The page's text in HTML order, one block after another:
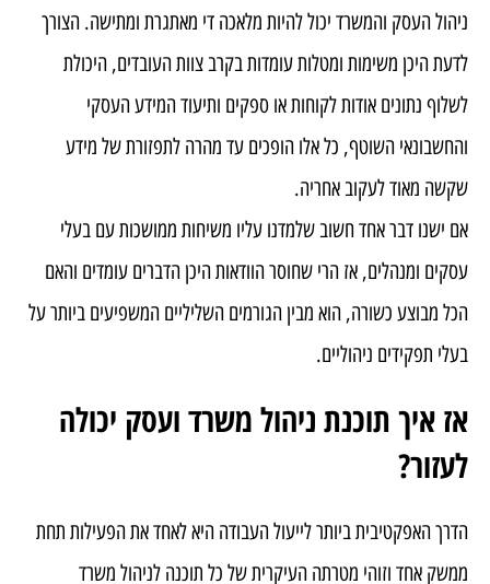
ניהול העסק והמשרד יכול להיות מלאכה די מאתגרת ומתישה. הצורך
לדעת היכן משימות ומטלות עומדות בקרב צוות העובדים, היכולת
לשלוף נתונים אודות לקוחות או ספקים ותיעוד המידע העסקי
והחשבונאי השוטף, כל אלו הופכים עד מהרה לתפזורת של מידע
שקשה מאוד לעקוב אחריה.
אם ישנו דבר אחד חשוב שלמדנו עליו משיחות ממושכות עם בעלי
עסקים ומנהלים, אז הרי שחוסר הוודאות היכן הדברים עומדים והאם
הכל מבוצע כשורה, הוא מבין הגורמים השליליים המשפיעים ביותר על
בעלי תפקידים ניהוליים.
אז איך תוכנת ניהול משרד ועסק יכולה
לעזור?
הדרך האפקטיבית ביותר לייעול העבודה היא לאחד את הפעילות תחת
ממשק אחד וזוהי מטרתה העיקרית של כל תוכנה לניהול משרד